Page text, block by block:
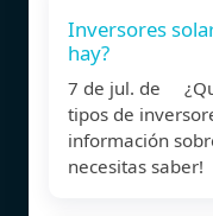
Inversores
hay?
7 de jul. de
tipos de
información
necesitas saber!